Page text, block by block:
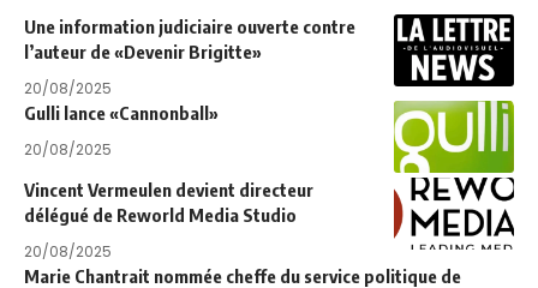
Une information judiciaire ouverte contre
l’auteur de «Devenir Brigitte»
20/08/2025
Gulli lance «Cannonball»
20/08/2025
Vincent Vermeulen devient directeur
délégué de Reworld Media Studio
20/08/2025
Marie Chantrait nommée cheffe du service politique de